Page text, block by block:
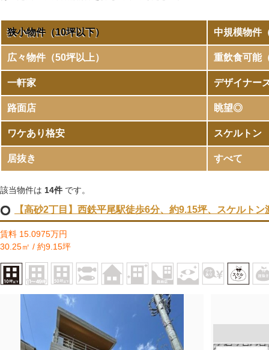
狭小物件（10坪以下） 中規模物件
広々物件（50坪以上） 重飲食可能
一軒家 デザイナー
路面店 眺望◎
ワケあり格安 スケルトン
居抜き すべて
該当物件は 14件 です。
【高砂2丁目】西鉄平尾駅徒歩6分、約9.15坪、スケルトン
賃料 15.0975万円
30.25㎡ / 約9.15坪